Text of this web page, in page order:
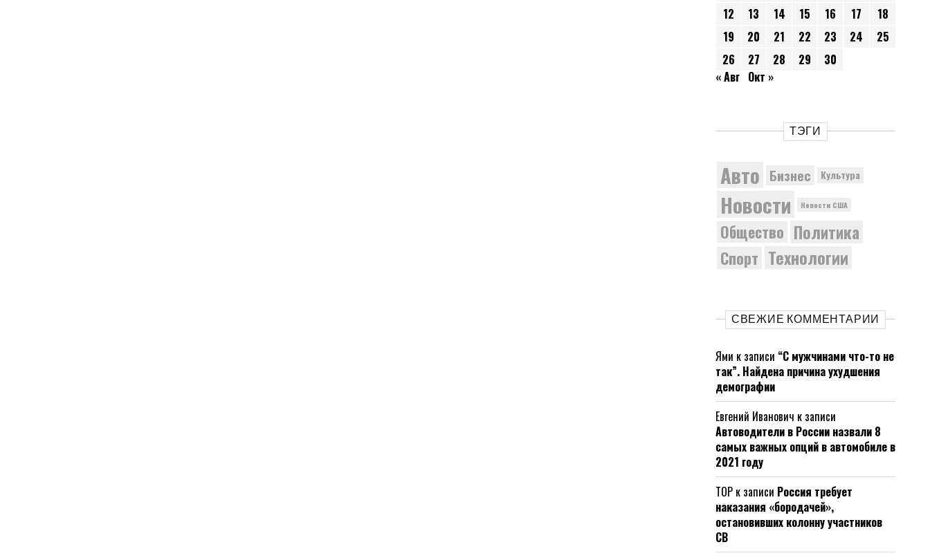
12
13 14 15 16 17
18
19
20 21 22 23 24
25
26
27 28 29
30
« Авг Окт »
ТЭГИ
Авто Бизнес Культура
Новости Новости США
Общество Политика
Спорт Технологии
СВЕЖИЕ КОММЕНТАРИИ
Ями к записи “С мужчинами что-то не
так”. Найдена причина ухудшения
демографии
Евгений Иванович к записи
Автоводители в России назвали 8
самых важных опций в автомобиле в
2021 году
ТОР к записи Россия требует
наказания «бородачей»,
остановивших колонну участников
СВ